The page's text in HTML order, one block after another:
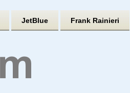
JetBlue Frank Rainieri